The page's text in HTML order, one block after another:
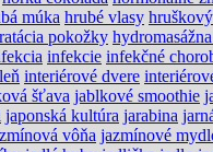
múka hrubé vlasy
pokožky
infekcie infekčné
interiérové dvere
šťava jablkové smoothie
japonská kultúra jarabina
vôňa jazmínové